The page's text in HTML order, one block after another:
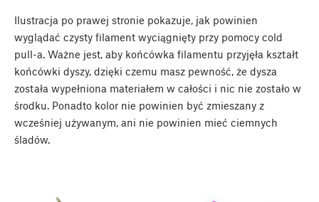
Ilustracja po prawej stronie pokazuje, jak powinien
wyglądać czysty filament wyciągnięty przy pomocy cold
pull-a. Ważne jest, aby końcówka filamentu przyjęła kształt
końcówki dyszy, dzięki czemu masz pewność, że dysza
została wypełniona materiałem w całości i nic nie zostało w
środku. Ponadto kolor nie powinien być zmieszany z
wcześniej używanym, ani nie powinien mieć ciemnych
śladów.